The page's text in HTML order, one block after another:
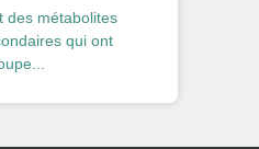
des métabolites
qui ont